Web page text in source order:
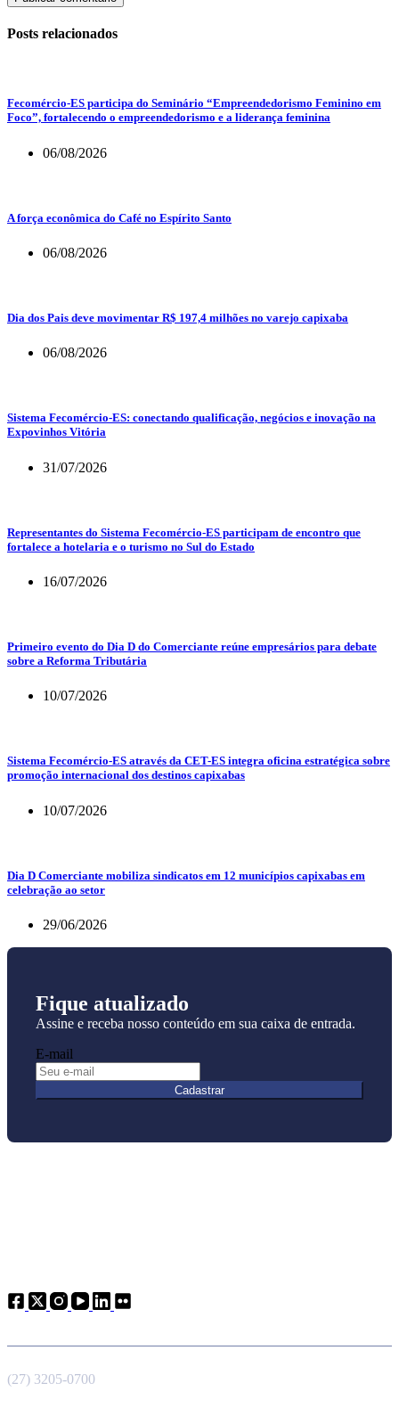
Posts relacionados
Fecomércio-ES participa do Seminário “Empreendedorismo Feminino em
Foco”, fortalecendo o empreendedorismo e a liderança feminina
06/08/2026
A força econômica do Café no Espírito Santo
06/08/2026
Dia dos Pais deve movimentar R$ 197,4 milhões no varejo capixaba
06/08/2026
Sistema Fecomércio-ES: conectando qualificação, negócios e inovação na
Expovinhos Vitória
31/07/2026
Representantes do Sistema Fecomércio-ES participam de encontro que
fortalece a hotelaria e o turismo no Sul do Estado
16/07/2026
Primeiro evento do Dia D do Comerciante reúne empresários para debate
sobre a Reforma Tributária
10/07/2026
Sistema Fecomércio-ES através da CET-ES integra oficina estratégica sobre
promoção internacional dos destinos capixabas
10/07/2026
Dia D Comerciante mobiliza sindicatos em 12 municípios capixabas em
celebração ao setor
29/06/2026
Fique atualizado
Assine e receba nosso conteúdo em sua caixa de entrada.
E-mail
Cadastrar
(27) 3205-0700